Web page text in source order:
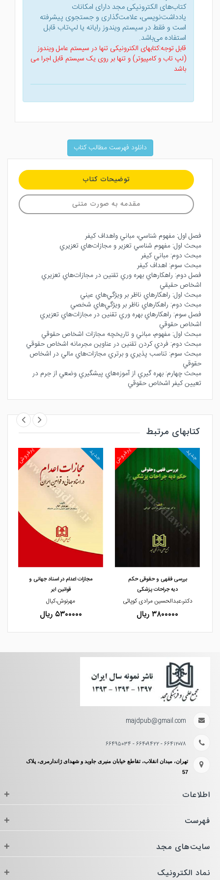
کتاب‌های الکترونیکی مجد دارای امکانات
یادداشت‌نویسی، علامت‌گذاری و جستجوی پیشرفته
است و فقط در سیستم ویندوز رایانه یا لپ‌تاب قابل
استفاده می‌باشد.
قابل توجه:کتابهای الکترونیکی تنها در سیستم عامل ویندوز
(لپ تاب و کامپیوتر) و تنها بر روی یک سیستم قابل اجرا می
باشد
دانلود فهرست مطالب کتاب
توضیحات کتاب
مقدمه به صورت متنی
فصل اول: مفهوم شناسي، مباني واهداف كيفر
مبحث اول: مفهوم شناسي تعزير و مجازات‌هاي تعزيري
مبحث دوم: مباني كيفر
مبحث سوم: اهداف كيفر
فصل دوم: راهكارهاي بهره وري تقنين در مجازات‌هاي تعزيري
اشخاص حقيقي
مبحث اول: راهكارهاي ناظر بر ويژگي‌هاي عيني
مبحث دوم: راهكارهاي ناظر بر ويژگي‌هاي شخصي
فصل سوم: راهكارهاي بهره وري تقنين در مجازات‌هاي تعزيري
اشخاص حقوقي
مبحث اول: مفهوم، مباني و تاريخچه مجازات اشخاص حقوقي
مبحث دوم: فردي كردن تقنين در عناوين مجرمانه اشخاص حقوقي
مبحث سوم: تناسب پذيري و برتري مجازات‌هاي مالي در اشخاص
حقوقي
مبحث چهارم: بهره گيري از آموزه‌هاي پيشگيري وضعي از جرم در
تعيين كيفر اشخاص حقوقي
کتابهای مرتبط
پرفروش جدید
بررسی فقهی و حقوقی حکم
دیه جراحات پزشکی
دکتر،عبدالحسین مرادی کوپائی
۳۸۰۰۰۰۰ ریال
پرفروش جدید
مجازات اعدام در اسناد جهانی و
قوانین ایر
مهرنوش،کیال
۵۳۰۰۰۰۰ ریال
majdpub@gmail.com
۶۶۴۱۲۰۷۸ - ۶۶۴۰۹۴۲۲ - ۶۶۴۹۵۰۳۴
تهران، میدان انقلاب، تقاطع خیابان منیری جاوید و شهدای ژاندارمری، پلاک
57
اطلاعات +
فهرست +
سایت‌های مجد +
نماد الکترونیک +